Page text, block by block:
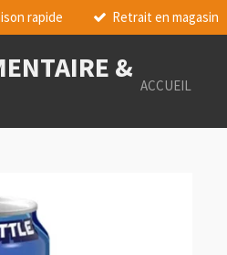
rapide Retrait en magasin
&
ACCUEIL